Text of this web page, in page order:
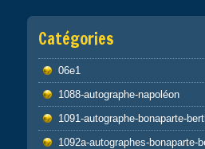
Catégories
06e1
1088-autographe-napoléon
1091-autographe-bonaparte-
1092a-autographes-bonaparte-